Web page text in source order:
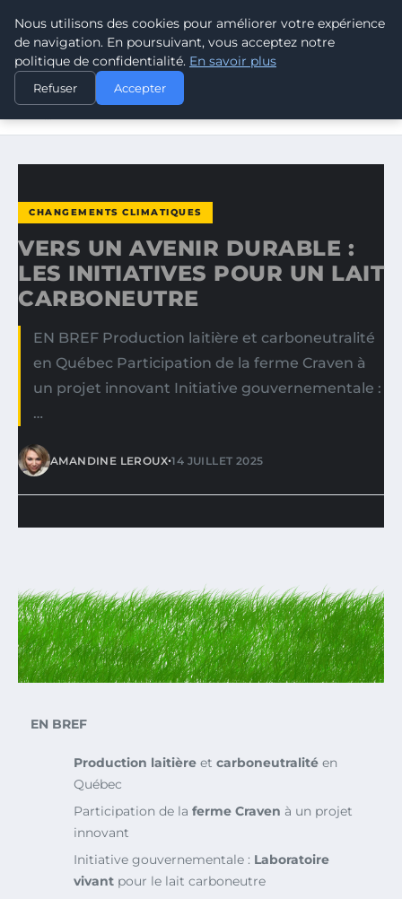
CLIMATE GUARDIAN
ACCUEIL
CHANGEMENTS CLIMATIQUES
VERS UN AVENIR DURABLE : LES INITIATIVES POUR UN
CHANGEMENTS CLIMATIQUES
VERS UN AVENIR DURABLE :
LES INITIATIVES POUR UN LAIT
CARBONEUTRE
EN BREF Production laitière et carboneutralité
en Québec Participation de la ferme Craven à
un projet innovant Initiative gouvernementale :
…
AMANDINE LEROUX•14 JUILLET 2025
EN BREF
Production laitière et carboneutralité en
Québec
Participation de la ferme Craven à un projet
innovant
Initiative gouvernementale : Laboratoire
vivant pour le lait carboneutre
Nous utilisons des cookies pour améliorer votre expérience
de navigation. En poursuivant, vous acceptez notre
politique de confidentialité. En savoir plus
Refuser Accepter